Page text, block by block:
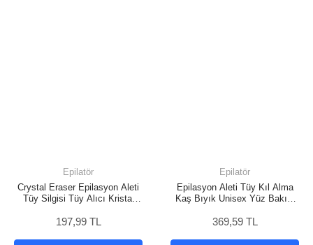
Epilatör
Crystal Eraser Epilasyon Aleti
Tüy Silgisi Tüy Alıcı Kristal
197,99 TL
Epilatör
Epilasyon Aleti Tüy Kıl Alma
Kaş Bıyık Unisex Yüz Bakım
369,59 TL